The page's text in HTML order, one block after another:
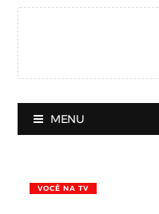
MENU
VOCÊ NA TV